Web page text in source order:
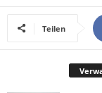
Teilen